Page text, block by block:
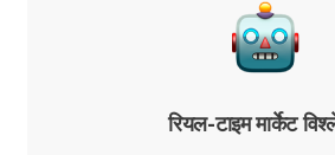
रियल-टाइम मार्केट